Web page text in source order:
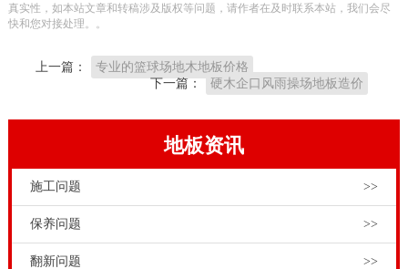
板企业没有这个生产工艺。只有专业生产运动木地板的
找专业运动木地板厂家。
层的弹性龙骨采用保证了结构的高稳定性，让龙骨相互
个层次，国内体育场馆使用普遍。我国室内篮球场馆，
面板材料多是枫木A，铺装结构多是双层龙骨结构系
真实性，如本站文章和转稿涉及版权等问题，请作者在及时联系本站，我们会尽
快和您对接处理。。
上一篇：
专业的篮球场地木地板价格
下一篇：
硬木企口风雨操场地板造价
地板资讯
施工问题 >>
保养问题 >>
翻新问题 >>